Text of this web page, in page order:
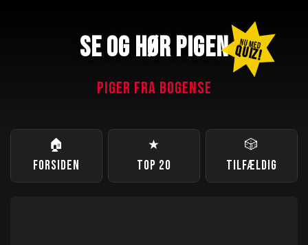
SE OG HØR PIGEN NU MED
QUIZ!
PIGER FRA BOGENSE
🏠
FORSIDEN
★
TOP 20
🎲
TILFÆLDIG